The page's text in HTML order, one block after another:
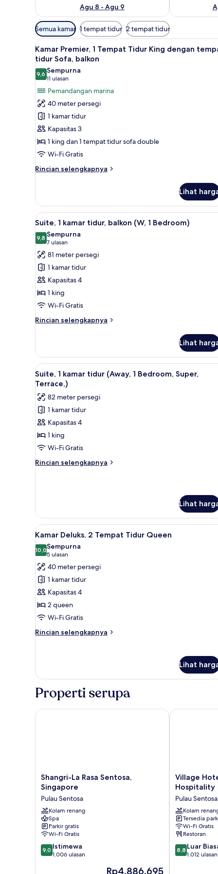
Agu 8 - Agu 9
Filter
tersedia
untuk
kamar
Semua kamar 1 tempat tidur 2 tempat tidur
Lihat
semua
foto
untuk
Kamar
Premier,
Tempat
Tidur
King
dengan
tempat
balkon
Kamar Premier, 1 Tempat
6
Kamar Premier, 1 Tempat Tidur King dengan
tidur Sofa, balkon
9,69,6 dari 10
Sempurna
11 ulasan
(11
ulasan)
Pemandangan marina
40 meter persegi
1 kamar tidur
Kapasitas 3
1 king dan 1 tempat tidur sofa double
Wi-Fi Gratis
Rincian selengkapnya
Rincian
Kamar
Premier,
1
Tempat
Tidur
King
dengan
tempat
tidur
Sofa,
balkon
Lihat
Lihat
semua
foto
untuk
Suite,
kamar
tidur,
balkon
(W,
Suite, 1 kamar tidur, balkon
6
Suite, 1 kamar tidur, balkon (W, 1 Bedroom)
9,89,8 dari 10
Sempurna
7 ulasan
(7
ulasan)
81 meter persegi
1 kamar tidur
Kapasitas 4
1 king
Wi-Fi Gratis
Rincian selengkapnya
Rincian
Suite,
kamar
tidur,
(W,
Bedroom)
Lihat
Lihat
semua
foto
untuk
Suite,
1
kamar
tidur
(Away,
1
Suite, 1 kamar tidur (Away, 1
6
Suite, 1 kamar tidur (Away, 1 Bedroom, Super,
Terrace,)
82 meter persegi
1 kamar tidur
Kapasitas 4
1 king
Wi-Fi Gratis
Rincian selengkapnya
Rincian
kamar
tidur
(Away,
Bedroom,
Super,
Terrace,)
Lihat
Lihat
semua
foto
untuk
Kamar
Deluks,
2
Tempat
Tidur
Queen
7
Kamar Deluks, 2 Tempat Tidur Queen
10,010,0 dari 10
Sempurna
5 ulasan
(5
ulasan)
40 meter persegi
1 kamar tidur
Kapasitas 4
2 queen
Wi-Fi Gratis
Rincian selengkapnya
Rincian
Deluks,
Tempat
Queen
Lihat
Properti serupa
Shangri-
La
Rasa
Sentosa,
Singapore
Pulau
Sentosa
Shangri-La Rasa Sentosa,
Singapore
Pulau Sentosa
Kolam renang
Spa
Parkir gratis
Wi-Fi Gratis
9.0
dari
9,0 Istimewa
1.006 ulasan
Harga
Rp4.886.695
Shangri-La Rasa Sentosa, Singapore
Village
Hotel
Sentosa
by
Far
East
Hospitality
Pulau
Sentosa
Village
Hospitality
Pulau Sentosa
Kolam
Tersedia
Wi-Fi Gratis
Restoran
8.8
dari
8,8 Luar
1.012 ulasan
Village Hotel